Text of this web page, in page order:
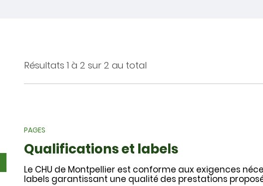
Résultats 1 à 2 sur 2 au total
PAGES
Qualifications et labels
Le CHU de Montpellier est conforme aux exigences
labels garantissant une qualité des prestations